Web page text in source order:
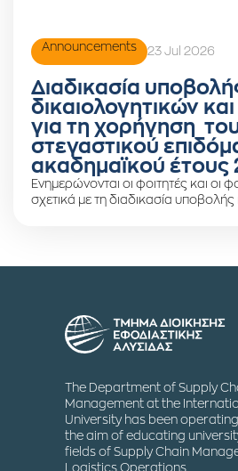
Announcements 23 Jul 2026
Διαδικασία
δικαιολογητικών
για τη χορήγηση
στεγαστικού
ακαδημαϊκού
Ενημερώνονται οι φοιτητές και οι
σχετικά με τη διαδικασία
The Department of Supply
Management at the
University has been
the aim of educating
fields of Supply Chain
Logistics Operations.